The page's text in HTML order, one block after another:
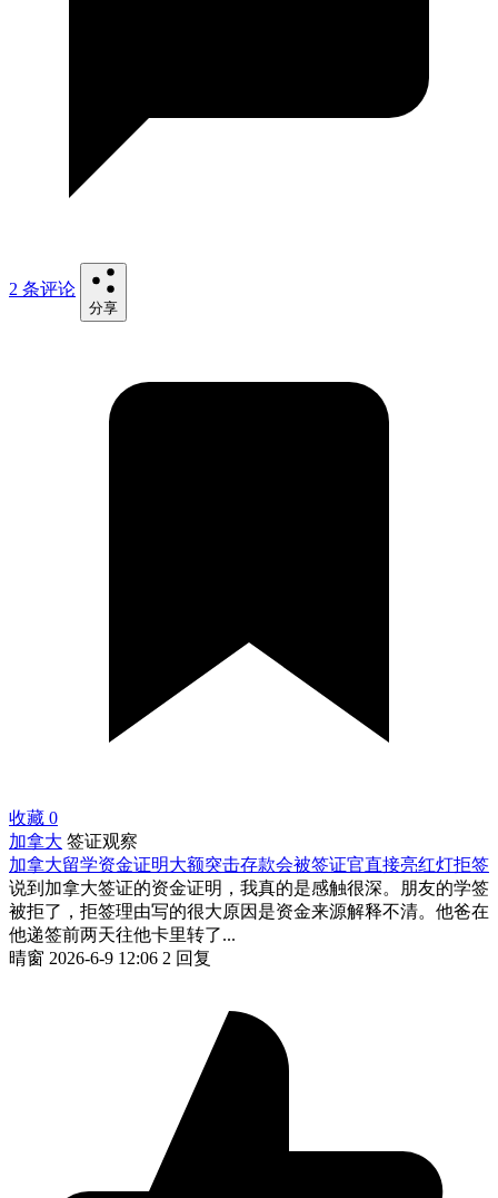
2 条评论
分享
收藏 0
加拿大 签证观察
加拿大留学资金证明大额突击存款会被签证官直接亮红灯拒签
说到加拿大签证的资金证明，我真的是感触很深。朋友的学签
被拒了，拒签理由写的很大原因是资金来源解释不清。他爸在
他递签前两天往他卡里转了...
晴窗 2026-6-9 12:06 2 回复